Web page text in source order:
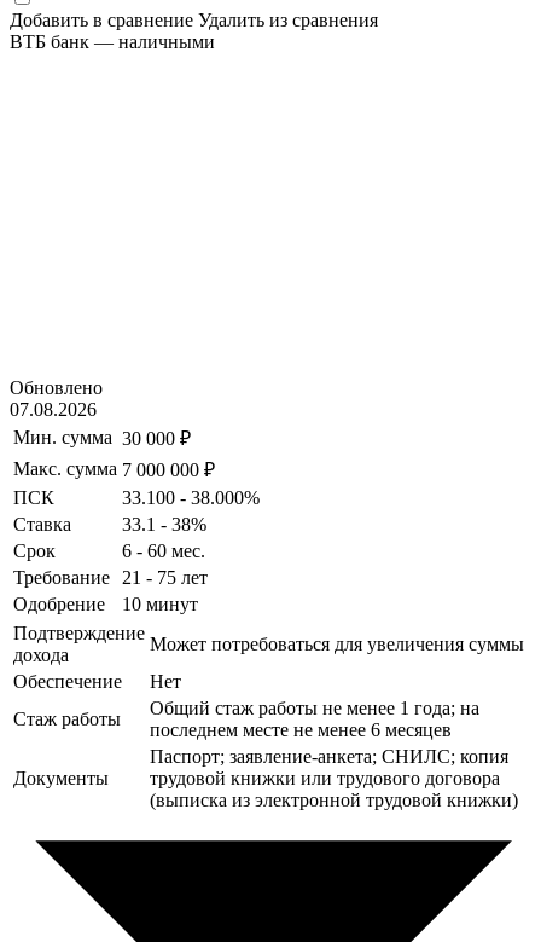
Добавить в сравнение Удалить из сравнения
ВТБ банк — наличными
Обновлено
07.08.2026
Мин. сумма 30 000 ₽
Макс. сумма 7 000 000 ₽
ПСК
33.100 - 38.000%
Ставка
33.1 - 38%
Срок
6 - 60 мес.
Требование
21 - 75 лет
Одобрение
10 минут
Подтверждение
дохода
Может потребоваться для увеличения суммы
Обеспечение
Нет
Стаж работы
Общий стаж работы не менее 1 года; на
последнем месте не менее 6 месяцев
Документы
Паспорт; заявление-анкета; СНИЛС; копия
трудовой книжки или трудового договора
(выписка из электронной трудовой книжки)